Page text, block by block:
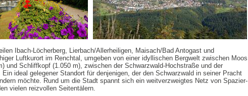
Ibach-Löcherberg, Lierbach/Allerheiligen, Maisach/Bad Antogast und
Luftkurort im Renchtal, umgeben von einer idyllischen Bergwelt zwischen Moos
und Schliffkopf (1.050 m), zwischen der Schwarzwald-Hochstraße und der
ideal gelegener Standort für denjenigen, der den Schwarzwald in seiner Pracht
möchte. Rund um die Stadt spannt sich ein weitverzweigtes Netz von Spazier-
vielen reizvollen Seitentälern.